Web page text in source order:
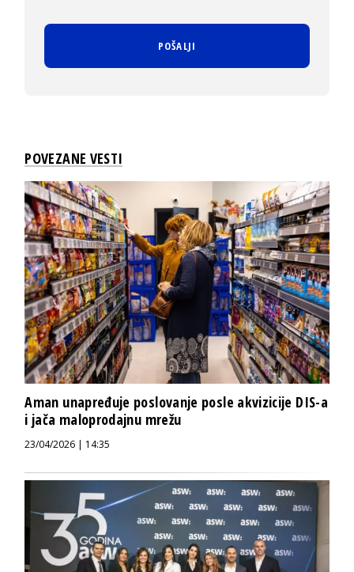
POVEZANE VESTI
Aman unapređuje poslovanje posle akvizicije DIS-a
i jača maloprodajnu mrežu
23/04/2026 | 14:35